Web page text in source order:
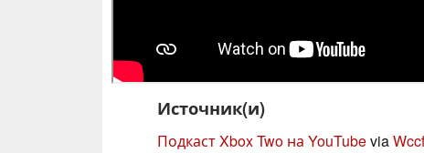
Источник(и)
Подкаст Xbox Two на YouTubevia